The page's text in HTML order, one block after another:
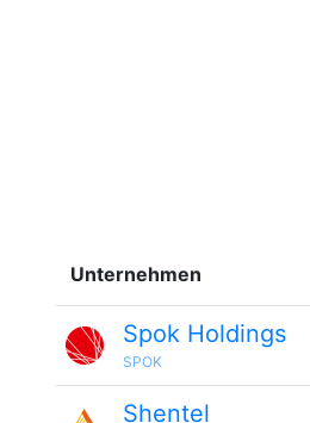
Unternehmen
Spok Holdings
SPOK
Shentel